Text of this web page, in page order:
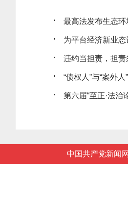
最高法发布生态
为平台经济新业
违约当担责，担
“债权人”与“案外
第六届“至正·法治
中国共产党新闻网